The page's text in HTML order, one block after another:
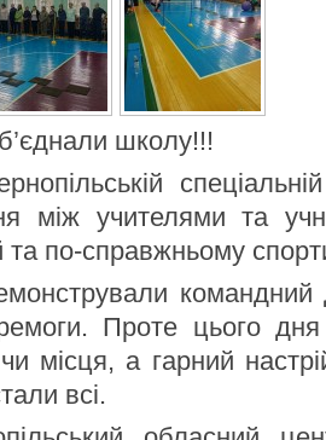
школу!!!
між учителями та
та по-справжньому
командний
Проте цього дня
місця, а гарний
всі.